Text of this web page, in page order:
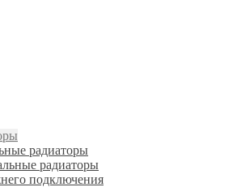
радиаторы
радиаторы
подключения